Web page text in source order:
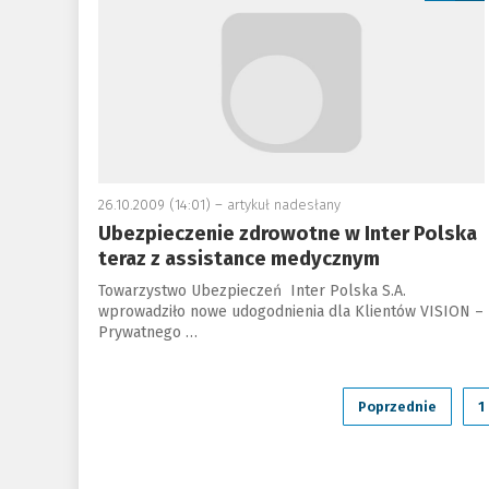
26.10.2009 (14:01) – artykuł nadesłany
Ubezpieczenie zdrowotne w Inter Polska
teraz z assistance medycznym
Towarzystwo Ubezpieczeń Inter Polska S.A.
wprowadziło nowe udogodnienia dla Klientów VISION –
Prywatnego …
Poprzednie 1